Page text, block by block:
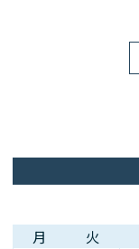
月 火